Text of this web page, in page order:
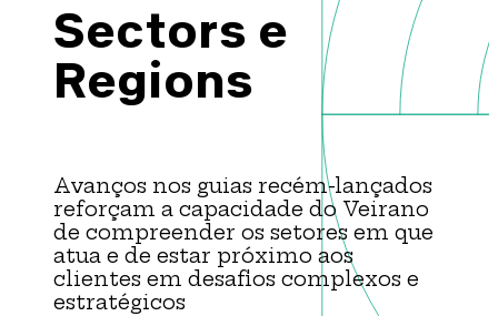
Member Area
Login
Sectors e
Regions
Avanços nos guias recém-lançados
reforçam a capacidade do Veirano
de compreender os setores em que
atua e de estar próximo aos
clientes em desafios complexos e
estratégicos